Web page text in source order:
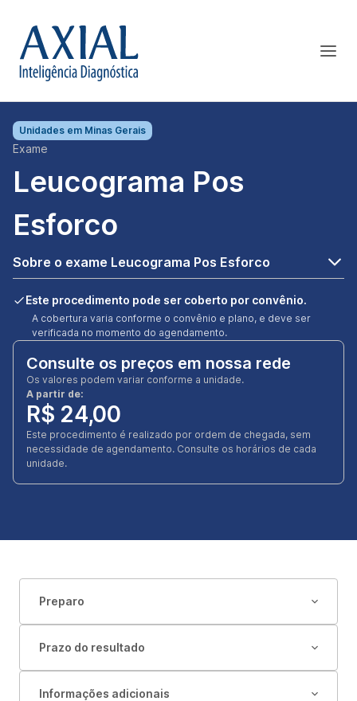
Unidades em Minas Gerais
Exame
Leucograma Pos
Esforco
Sobre o exame Leucograma Pos Esforco
Este procedimento pode ser coberto por convênio.
A cobertura varia conforme o convênio e plano, e deve ser
verificada no momento do agendamento.
Consulte os preços em nossa rede
Os valores podem variar conforme a unidade.
A partir de:
R$ 24,00
Este procedimento é realizado por ordem de chegada, sem
necessidade de agendamento. Consulte os horários de cada
unidade.
Preparo
Prazo do resultado
Informações adicionais